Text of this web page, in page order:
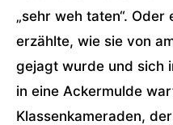
„sehr weh taten“.
erzählte, wie sie von
gejagt wurde und sich
in eine Ackermulde
Klassenkameraden,